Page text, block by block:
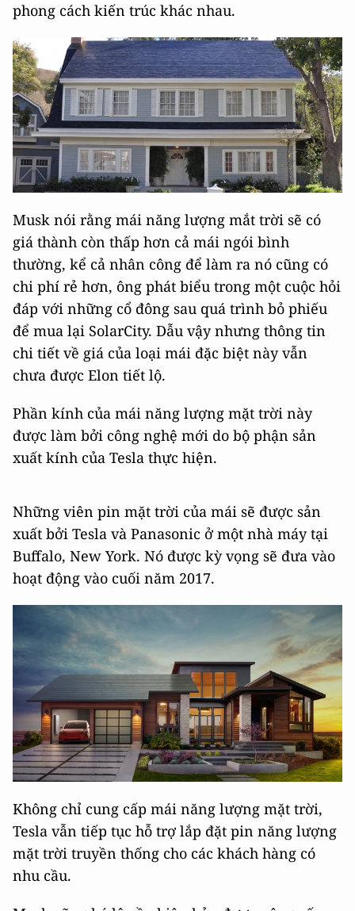
phong cách kiến trúc khác nhau.
Musk nói rằng mái năng lượng mắt trời sẽ có
giá thành còn thấp hơn cả mái ngói bình
thường, kể cả nhân công để làm ra nó cũng có
chi phí rẻ hơn, ông phát biểu trong một cuộc hỏi
đáp với những cổ đông sau quá trình bỏ phiếu
để mua lại SolarCity. Dẫu vậy nhưng thông tin
chi tiết về giá của loại mái đặc biệt này vẫn
chưa được Elon tiết lộ.
Phần kính của mái năng lượng mặt trời này
được làm bởi công nghệ mới do bộ phận sản
xuất kính của Tesla thực hiện.
Những viên pin mặt trời của mái sẽ được sản
xuất bởi Tesla và Panasonic ở một nhà máy tại
Buffalo, New York. Nó được kỳ vọng sẽ đưa vào
hoạt động vào cuối năm 2017.
Không chỉ cung cấp mái năng lượng mặt trời,
Tesla vẫn tiếp tục hỗ trợ lắp đặt pin năng lượng
mặt trời truyền thống cho các khách hàng có
nhu cầu.